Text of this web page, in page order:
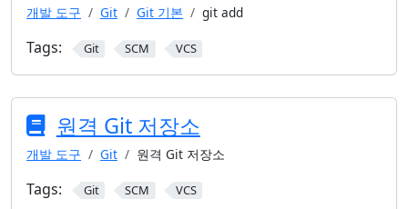
개발 도구 Git Git 기본 git add
Tags: Git SCM VCS
원격 Git 저장소
개발 도구 Git 원격 Git 저장소
Tags: Git SCM VCS